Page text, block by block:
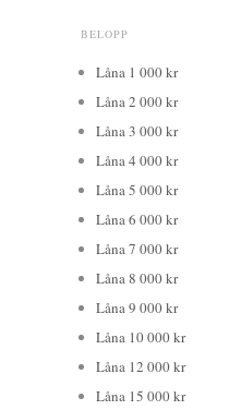
BELOPP
Låna 1 000 kr
Låna 2 000 kr
Låna 3 000 kr
Låna 4 000 kr
Låna 5 000 kr
Låna 6 000 kr
Låna 7 000 kr
Låna 8 000 kr
Låna 9 000 kr
Låna 10 000 kr
Låna 12 000 kr
Låna 15 000 kr